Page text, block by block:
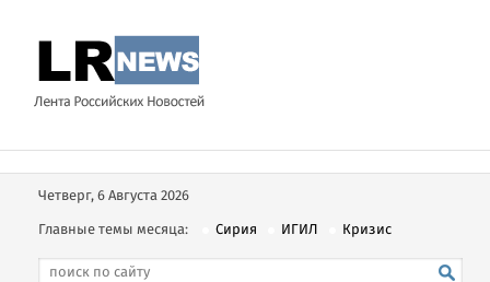
Четверг, 6 Августа 2026
Главные темы месяца:
Сирия ИГИЛ Кризис